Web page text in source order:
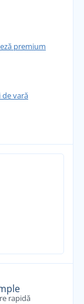
premium
vară
rapidă